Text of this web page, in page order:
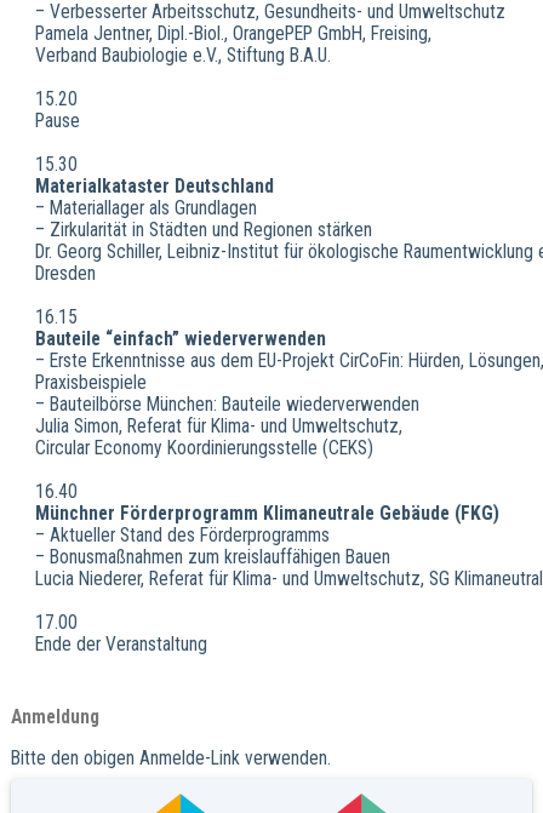
– Verbesserter Arbeitsschutz, Gesundheits- und Umweltschutz
Pamela Jentner, Dipl.-Biol., OrangePEP GmbH, Freising,
Verband Baubiologie e.V., Stiftung B.A.U.
15.20
Pause
15.30
Materialkataster Deutschland
– Materiallager als Grundlagen
– Zirkularität in Städten und Regionen stärken
Dr. Georg Schiller, Leibniz-Institut für ökologische Raumentwicklung
Dresden
16.15
Bauteile “einfach” wiederverwenden
– Erste Erkenntnisse aus dem EU-Projekt CirCoFin: Hürden, Lösungen,
Praxisbeispiele
– Bauteilbörse München: Bauteile wiederverwenden
Julia Simon, Referat für Klima- und Umweltschutz,
Circular Economy Koordinierungsstelle (CEKS)
16.40
Münchner Förderprogramm Klimaneutrale Gebäude (FKG)
– Aktueller Stand des Förderprogramms
– Bonusmaßnahmen zum kreislauffähigen Bauen
Lucia Niederer, Referat für Klima- und Umweltschutz, SG
17.00
Ende der Veranstaltung
Anmeldung
Bitte den obigen Anmelde-Link verwenden.